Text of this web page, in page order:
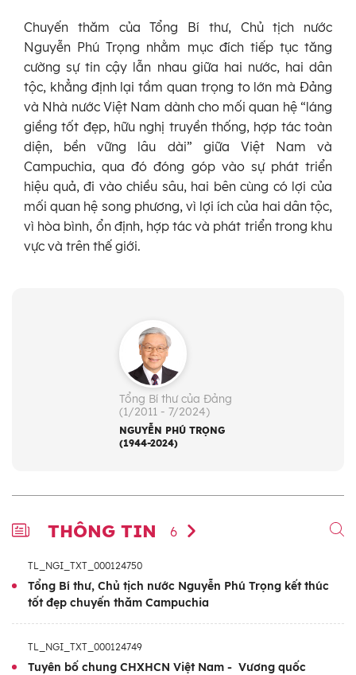
Chuyến thăm của Tổng Bí thư, Chủ tịch nước
Nguyễn Phú Trọng nhằm mục đích tiếp tục tăng
cường sự tin cậy lẫn nhau giữa hai nước, hai dân
tộc, khẳng định lại tầm quan trọng to lớn mà Đảng
và Nhà nước Việt Nam dành cho mối quan hệ “láng
giềng tốt đẹp, hữu nghị truyền thống, hợp tác toàn
diện, bền vững lâu dài” giữa Việt Nam và
Campuchia, qua đó đóng góp vào sự phát triển
hiệu quả, đi vào chiều sâu, hai bên cùng có lợi của
mối quan hệ song phương, vì lợi ích của hai dân tộc,
vì hòa bình, ổn định, hợp tác và phát triển trong khu
vực và trên thế giới.
Tổng Bí thư của Đảng
(1/2011 - 7/2024)
NGUYỄN PHÚ TRỌNG
(1944-2024)
THÔNG TIN 6
TL_NGI_TXT_000124750
Tổng Bí thư, Chủ tịch nước Nguyễn Phú Trọng kết thúc
tốt đẹp chuyến thăm Campuchia
TL_NGI_TXT_000124749
Tuyên bố chung CHXHCN Việt Nam - Vương quốc